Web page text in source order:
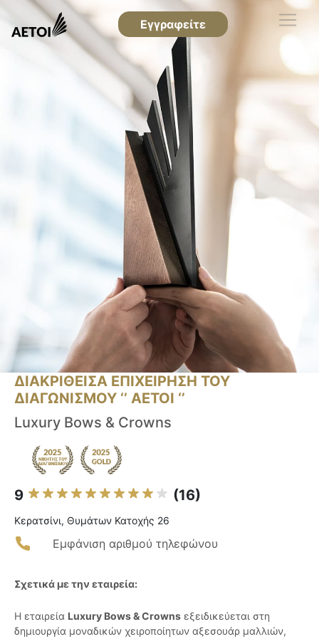
Εγγραφείτε
ΔΙΑΚΡΙΘΕΙΣΑ ΕΠΙΧΕΙΡΗΣΗ ΤΟΥ
ΔΙΑΓΩΝΙΣΜΟΥ ‘’ ΑΕΤΟΙ ‘’
Luxury Bows & Crowns
9 (16)
Κερατσίνι, Θυμάτων Κατοχής 26
Εμφάνιση αριθμού τηλεφώνου
Σχετικά με την εταιρεία:
Η εταιρεία Luxury Bows & Crowns εξειδικεύεται στη
δημιουργία μοναδικών χειροποίητων αξεσουάρ μαλλιών,